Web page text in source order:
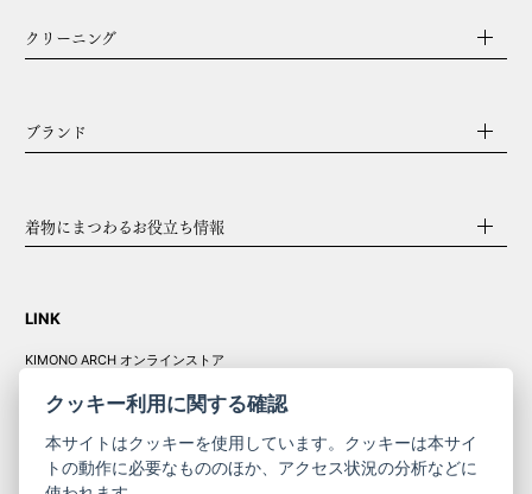
クリーニング
ブランド
着物にまつわるお役立ち情報
LINK
KIMONO ARCH オンラインストア
クッキー利用に関する確認
本サイトはクッキーを使用しています。クッキーは本サイ
トの動作に必要なもののほか、アクセス状況の分析などに